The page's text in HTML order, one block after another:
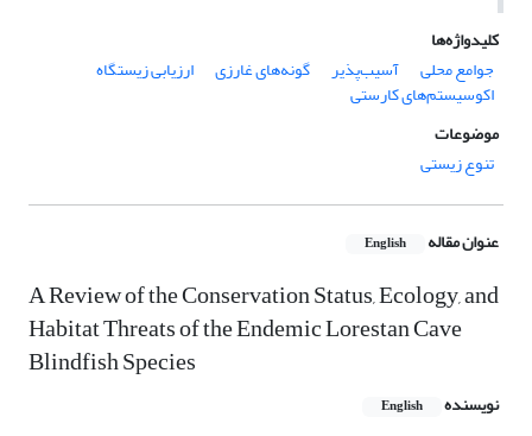
کلیدواژه‌ها
جوامع‌ محلی
آسیب‌پذیر گونه‌های غارزی ارزیابی زیستگاه
اکوسیستم‌های کارستی
موضوعات
تنوع زیستی
عنوان مقاله English
A Review of the Conservation Status, Ecology, and
Habitat Threats of the Endemic Lorestan Cave
Blindfish Species
نویسنده English